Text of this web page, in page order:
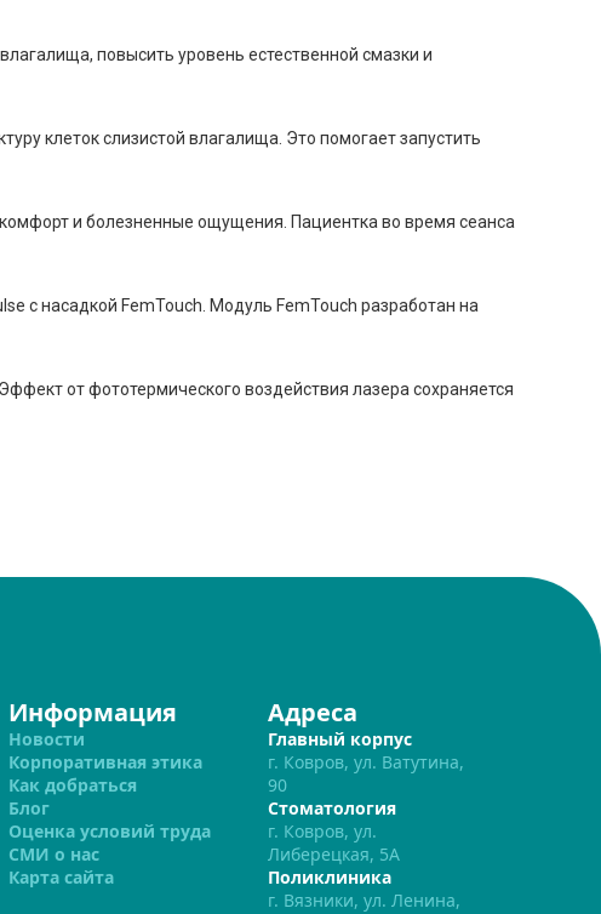
повысить уровень естественной смазки и
клеток слизистой влагалища. Это помогает запустить
и болезненные ощущения. Пациентка во время сеанса
с насадкой FemTouch. Модуль FemTouch разработан на
от фототермического воздействия лазера сохраняется
Информация
Новости
Корпоративная этика
Как добраться
Блог
Оценка условий труда
СМИ о нас
Карта сайта
Адреса
Главный корпус
г. Ковров, ул. Ватутина,
90
Стоматология
г. Ковров, ул.
Либерецкая, 5А
Поликлиника
г. Вязники, ул. Ленина,